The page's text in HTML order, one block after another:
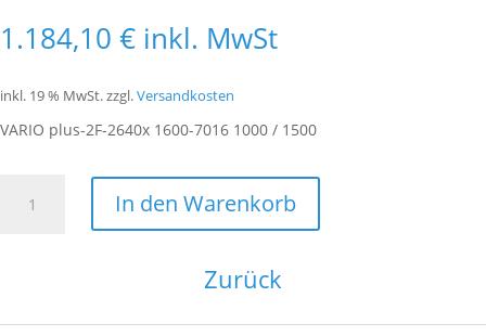
1.184,10 € inkl. MwSt
inkl. 19 % MwSt.zzgl.Versandkosten
VARIO plus-2F-2640x 1600-7016 1000 / 1500
plus-
In den Warenkorb
Zurück